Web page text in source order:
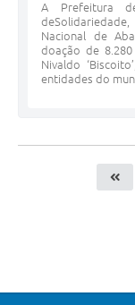
A Prefeitura
deSolidariedade,
Nacional de
doação de
Nivaldo
entidades do